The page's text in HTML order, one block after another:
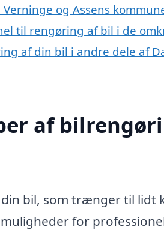
og Assens
til rengøring af bil i de
af din bil i andre dele af
af
bil, som trænger til
for